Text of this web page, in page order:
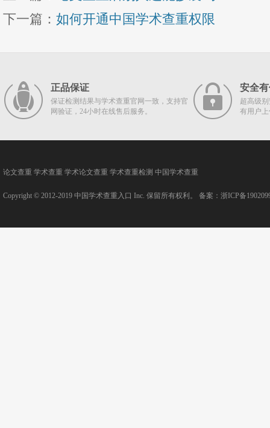
下一篇： 如何开通中国学术查重权限
正品保证
保证检测结果与学术查重官网一致，支持官
网验证，24小时在线售后服务。
安全
超高级
有用户
论文查重 学术查重 学术论文查重 学术查重检测 中国学术查重
Copyright © 2012-2019 中国学术查重入口 Inc. 保留所有权利。 备案： 浙ICP备